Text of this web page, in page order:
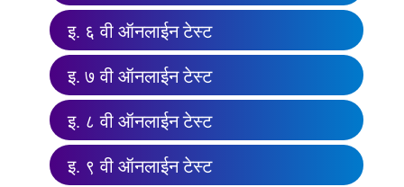
इ. ६ वी ऑनलाईन टेस्ट
इ. ७ वी ऑनलाईन टेस्ट
इ. ८ वी ऑनलाईन टेस्ट
इ. ९ वी ऑनलाईन टेस्ट